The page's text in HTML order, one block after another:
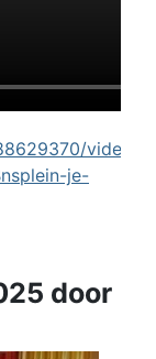
videos/
je-
door